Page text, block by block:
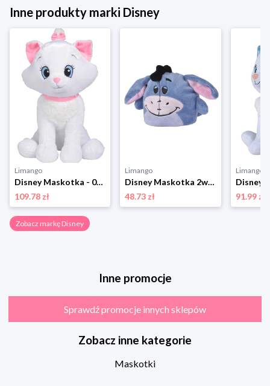
Inne produkty marki Disney
Limango
Disney Maskotka - 0+ rozmiar: onesize
109.78 zł
Limango
Disney Maskotka 2w1 "Winnie/ I-Aah" - 0+ rozmiar: onesize
48.73 zł
Limango
91.99 zł
Zobacz markę Disney
Inne promocje
Sprawdź promocje innych sklepów
Zobacz inne kategorie
Maskotki